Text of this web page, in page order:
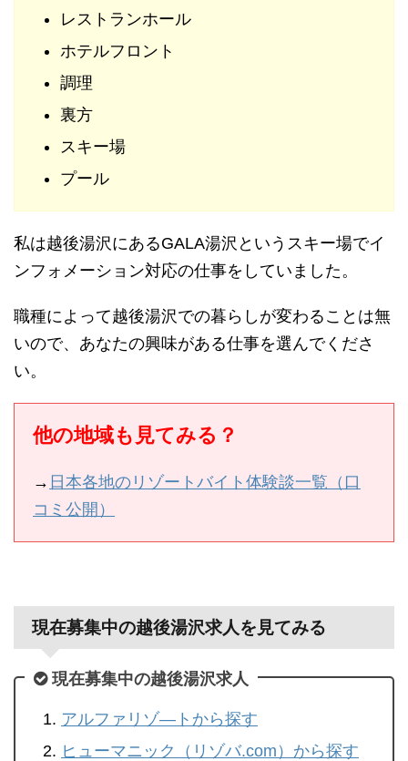
レストランホール
ホテルフロント
調理
裏方
スキー場
プール
私は越後湯沢にあるGALA湯沢というスキー場でイ
ンフォメーション対応の仕事をしていました。
職種によって越後湯沢での暮らしが変わることは無
いので、あなたの興味がある仕事を選んでくださ
い。
他の地域も見てみる？
→ 日本各地のリゾートバイト体験談一覧（口
コミ公開）
現在募集中の越後湯沢求人を見てみる
現在募集中の越後湯沢求人
アルファリゾ―トから探す
ヒューマニック（リゾバ.com）から探す